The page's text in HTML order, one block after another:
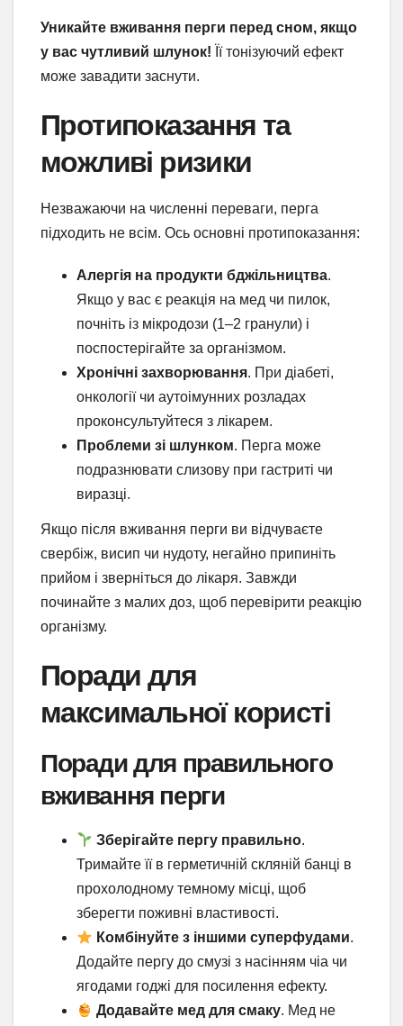
Уникайте вживання перги перед сном, якщо
у вас чутливий шлунок! Її тонізуючий ефект
може завадити заснути.
Протипоказання та
можливі ризики
Незважаючи на численні переваги, перга
підходить не всім. Ось основні протипоказання:
Алергія на продукти бджільництва.
Якщо у вас є реакція на мед чи пилок,
почніть із мікродози (1–2 гранули) і
поспостерігайте за організмом.
Хронічні захворювання. При діабеті,
онкології чи аутоімунних розладах
проконсультуйтеся з лікарем.
Проблеми зі шлунком. Перга може
подразнювати слизову при гастриті чи
виразці.
Якщо після вживання перги ви відчуваєте
свербіж, висип чи нудоту, негайно припиніть
прийом і зверніться до лікаря. Завжди
починайте з малих доз, щоб перевірити реакцію
організму.
Поради для
максимальної користі
Поради для правильного
вживання перги
Зберігайте пергу правильно.
Тримайте її в герметичній скляній банці в
прохолодному темному місці, щоб
зберегти поживні властивості.
Комбінуйте з іншими суперфудами.
Додайте пергу до смузі з насінням чіа чи
ягодами годжі для посилення ефекту.
Додавайте мед для смаку. Мед не